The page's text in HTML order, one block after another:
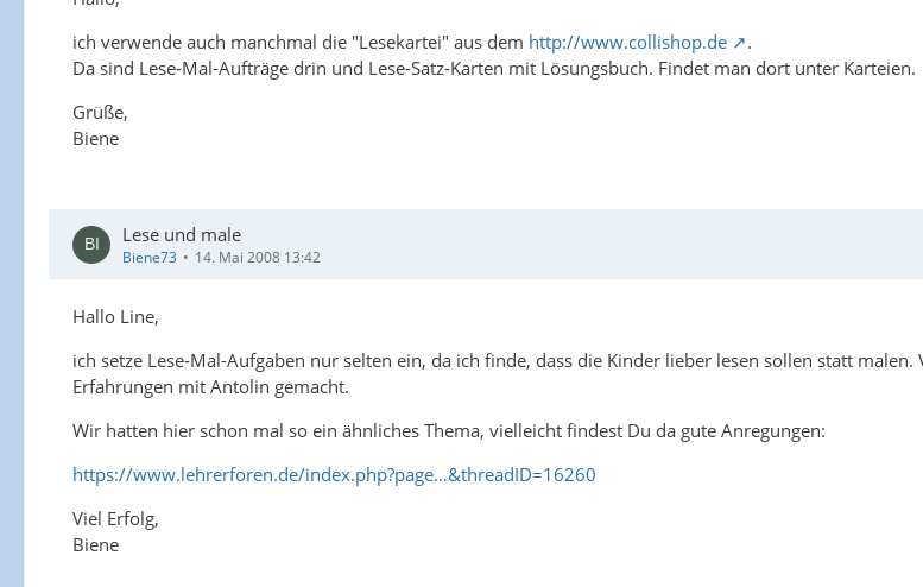
ich verwende auch manchmal die "Lesekartei" aus dem http://www.collishop.de
.
Da sind Lese-Mal-Aufträge drin und Lese-Satz-Karten mit Lösungsbuch. Findet man dort unter Karteien.
Grüße,
Biene
Lese und male
Biene73 14. Mai 2008 13:42
Hallo Line,
ich setze Lese-Mal-Aufgaben nur selten ein, da ich finde, dass die Kinder lieber lesen sollen statt
Erfahrungen mit Antolin gemacht.
Wir hatten hier schon mal so ein ähnliches Thema, vielleicht findest Du da gute Anregungen:
https://www.lehrerforen.de/index.php?page…&threadID=16260
Viel Erfolg,
Biene